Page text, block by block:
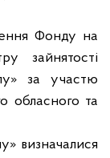
Фонду на
зайнятості
за участю
обласного та
визначалися